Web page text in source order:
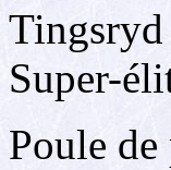
Tingsryd
Super-
Poule